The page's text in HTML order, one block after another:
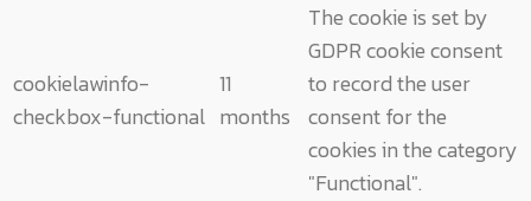
cookielawinfo-
checkbox-functional
11
months
The cookie is set by
GDPR cookie consent
to record the user
consent for the
cookies in the category
"Functional".